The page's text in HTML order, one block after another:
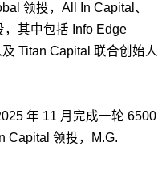
领投，All In Capital、
其中包括 Info Edge
Titan Capital 联合创始人
年 11 月完成一轮 6500
Capital 领投，M.G.